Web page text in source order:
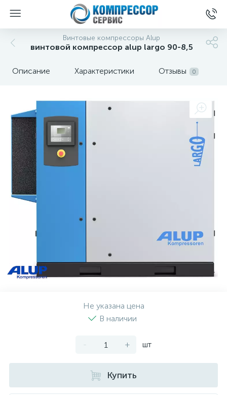
Винтовые компрессоры Alup
винтовой компрессор alup largo 90-8,5
Описание Характеристики Отзывы 0
Не указана цена
В наличии
- + шт
Купить